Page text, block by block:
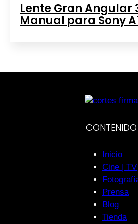
Lente Gran Angular
Manual para Sony
CONTENIDO
Inicio
Cine | TV
Prensa
Blog
Tienda